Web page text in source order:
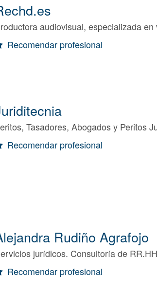
audiovisual, especializada
Recomendar profesional
Tasadores, Abogados y Peritos
Recomendar profesional
Rudiño Agrafojo
jurídicos. Consultoría de
Recomendar profesional